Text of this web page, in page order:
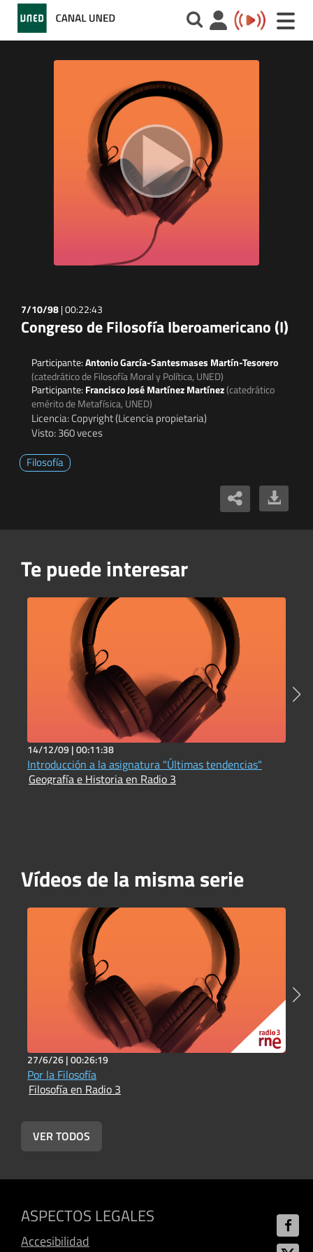
Toggle
7/10/98|00:22:43
Congreso de Filosofía Iberoamericano (I)
Participante:Antonio García-Santesmases Martín-Tesorero
(catedrático de Filosofía Moral y Política, UNED)
Participante: Francisco José Martínez Martínez(catedrático
emérito de Metafísica, UNED)
Licencia: Copyright (Licencia propietaria)
Visto: 360 veces
Filosofía
Te puede interesar
14/12/09 |00:11:38
Introducción a la asignatura "Últimas tendencias"
Geografía e Historia en Radio 3
Vídeos de la misma serie
27/6/26 |00:26:19
Por la Filosofía
Filosofía en Radio 3
VER TODOS
ASPECTOS LEGALES
Accesibilidad